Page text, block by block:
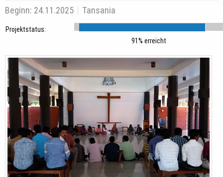
Beginn: 24.11.2025 Tansania
Projektstatus:
91% erreicht